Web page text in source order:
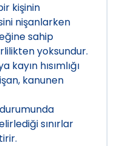
kişinin
nişanlarken
sahip
yoksundur.
hısımlığı
kanunen
durumunda
sınırlar